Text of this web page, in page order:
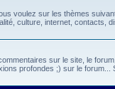
voulez sur les thèmes
culture, internet, contacts,
sur le site, le
profondes ;) sur le forum...